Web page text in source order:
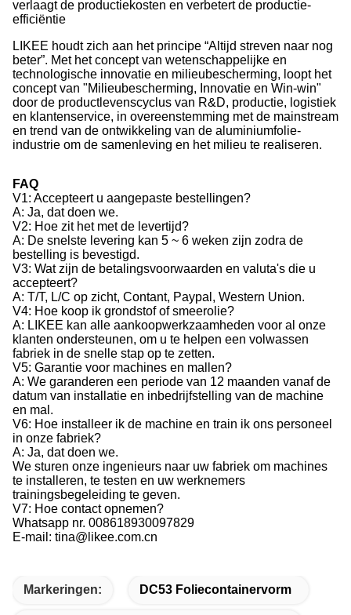
verlaagt de productiekosten en verbetert de productie-
efficiëntie
LIKEE houdt zich aan het principe “Altijd streven naar nog
beter”. Met het concept van wetenschappelijke en
technologische innovatie en milieubescherming, loopt het
concept van "Milieubescherming, Innovatie en Win-win"
door de productlevenscyclus van R&D, productie, logistiek
en klantenservice, in overeenstemming met de mainstream
en trend van de ontwikkeling van de aluminiumfolie-
industrie om de samenleving en het milieu te realiseren.
FAQ
V1: Accepteert u aangepaste bestellingen?
A: Ja, dat doen we.
V2: Hoe zit het met de levertijd?
A: De snelste levering kan 5 ~ 6 weken zijn zodra de
bestelling is bevestigd.
V3: Wat zijn de betalingsvoorwaarden en valuta's die u
accepteert?
A: T/T, L/C op zicht, Contant, Paypal, Western Union.
V4: Hoe koop ik grondstof of smeerolie?
A: LIKEE kan alle aankoopwerkzaamheden voor al onze
klanten ondersteunen, om u te helpen een volwassen
fabriek in de snelle stap op te zetten.
V5: Garantie voor machines en mallen?
A: We garanderen een periode van 12 maanden vanaf de
datum van installatie en inbedrijfstelling van de machine
en mal.
V6: Hoe installeer ik de machine en train ik ons personeel
in onze fabriek?
A: Ja, dat doen we.
We sturen onze ingenieurs naar uw fabriek om machines
te installeren, te testen en uw werknemers
trainingsbegeleiding te geven.
V7: Hoe contact opnemen?
Whatsapp nr. 008618930097829
E-mail: tina@likee.com.cn
Markeringen: DC53 Foliecontainervorm